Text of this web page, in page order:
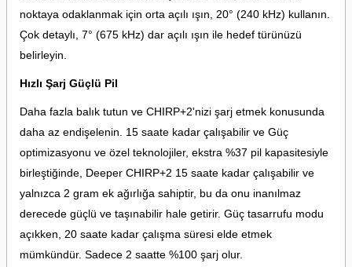
noktaya odaklanmak için orta açılı ışın, 20° (240 kHz) kullanın.
Çok detaylı, 7° (675 kHz) dar açılı ışın ile hedef türünüzü
belirleyin.
Hızlı Şarj Güçlü Pil
Daha fazla balık tutun ve CHIRP+2'nizi şarj etmek konusunda
daha az endişelenin. 15 saate kadar çalışabilir ve Güç
optimizasyonu ve özel teknolojiler, ekstra %37 pil kapasitesiyle
birleştiğinde, Deeper CHIRP+2 15 saate kadar çalışabilir ve
yalnızca 2 gram ek ağırlığa sahiptir, bu da onu inanılmaz
derecede güçlü ve taşınabilir hale getirir. Güç tasarrufu modu
açıkken, 20 saate kadar çalışma süresi elde etmek
mümkündür. Sadece 2 saatte %100 şarj olur.